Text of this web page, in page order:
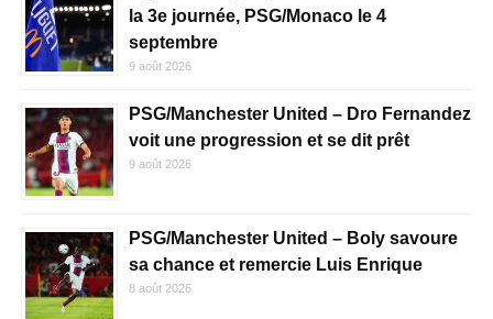
la 3e journée, PSG/Monaco le 4
septembre
9 août 2026
PSG/Manchester United – Dro Fernandez
voit une progression et se dit prêt
9 août 2026
PSG/Manchester United – Boly savoure
sa chance et remercie Luis Enrique
8 août 2026